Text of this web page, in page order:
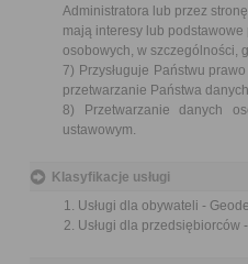
Administratora lub przez
mają interesy lub
osobowych, w szczególności,
7) Przysługuje Państwu
przetwarzanie Państwa
8) Przetwarzanie danych
ustawowym.
Klasyfikacje usługi
Usługi dla obywateli -
Usługi dla przedsiębiorców